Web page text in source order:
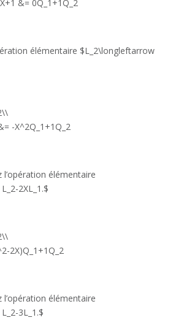
&= 0Q_1+1Q_2
élémentaire $L_2\longleftarrow
-X^2Q_1+1Q_2
élémentaire
2XL_1.$
2X)Q_1+1Q_2
élémentaire
3L_1.$